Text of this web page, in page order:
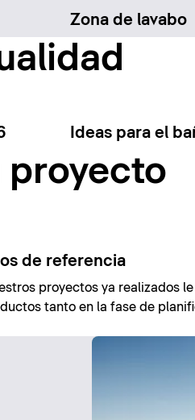
Zona de lavabo
Ideas para el
proyecto
de referencia
proyectos ya realizados le
tanto en la fase de